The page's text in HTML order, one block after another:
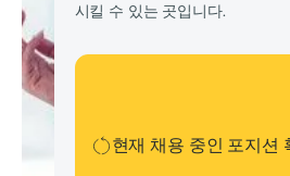
시킬 수 있는 곳입니다.
현재 채용 중인 포지션
현재 채용 중인 포지션 확인하기